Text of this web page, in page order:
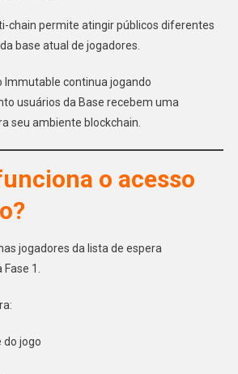
chain permite atingir públicos diferentes
base atual de jogadores.
Immutable continua jogando
usuários da Base recebem uma
seu ambiente blockchain.
o acesso
jogadores da lista de espera
1.
jogo